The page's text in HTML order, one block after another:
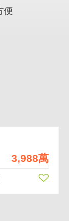
3,988萬